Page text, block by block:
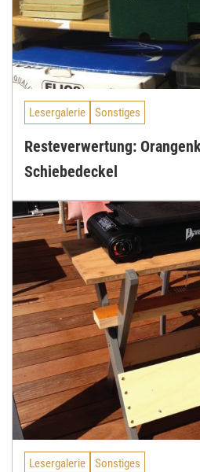
Lesergalerie Sonstiges
Resteverwertung:
Schiebedeckel
Lesergalerie Sonstiges